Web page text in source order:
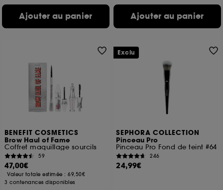
Ajouter au panier Ajouter au panier
BENEFIT COSMETICS
Brow Haul of Fame
Coffret maquillage sourcils
59
47,00€
Valeur totale estimée :69,50€
3 contenances disponibles
SEPHORA COLLECTION
Pinceau Pro
Pinceau Pro Fond de teint #64
246
24,99€
Exclu